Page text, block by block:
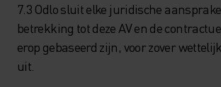
7.3 Odlo sluit elke juridische
betrekking tot deze AV en de
erop gebaseerd zijn, voor zover
uit.